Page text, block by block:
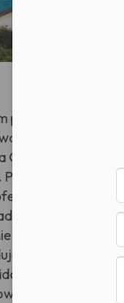
nad
możliwość
w
pobyt w
się na bujnym
na ocean.
dania z